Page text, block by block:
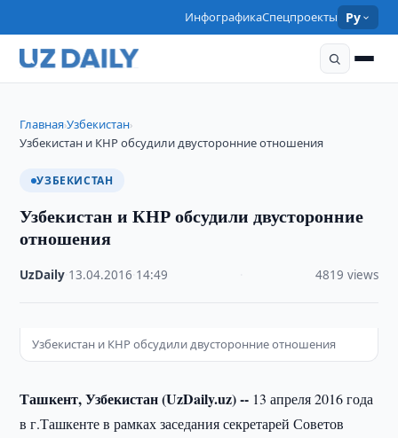
ИнфографикаСпецпроекты Ру
Главная›Узбекистан›
Узбекистан и КНР обсудили двусторонние отношения
УЗБЕКИСТАН
Узбекистан и КНР обсудили двусторонние
отношения
UzDaily 13.04.2016 14:49 4819 views
Узбекистан и КНР обсудили двусторонние отношения
Ташкент, Узбекистан (UzDaily.uz) -- 13 апреля 2016 года
в г.Ташкенте в рамках заседания секретарей Советов